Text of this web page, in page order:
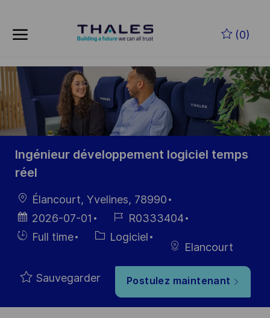
(0)
-
Ingénieur développement logiciel temps
réel
localisation
Élancourt, Yvelines, 78990
Date
d’affichage
2026-07-01
Référence
du poste
R0333404
HiringFull time Catégorie
Logiciel
Elancourt
Sauvegarder Postulez maintenant